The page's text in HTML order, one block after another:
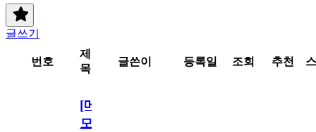
글쓰기
번호
제
목
글쓴이 등록일 조회 추천
[메
모